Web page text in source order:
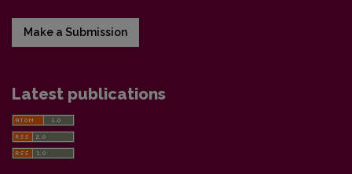
Make a Submission
Latest publications